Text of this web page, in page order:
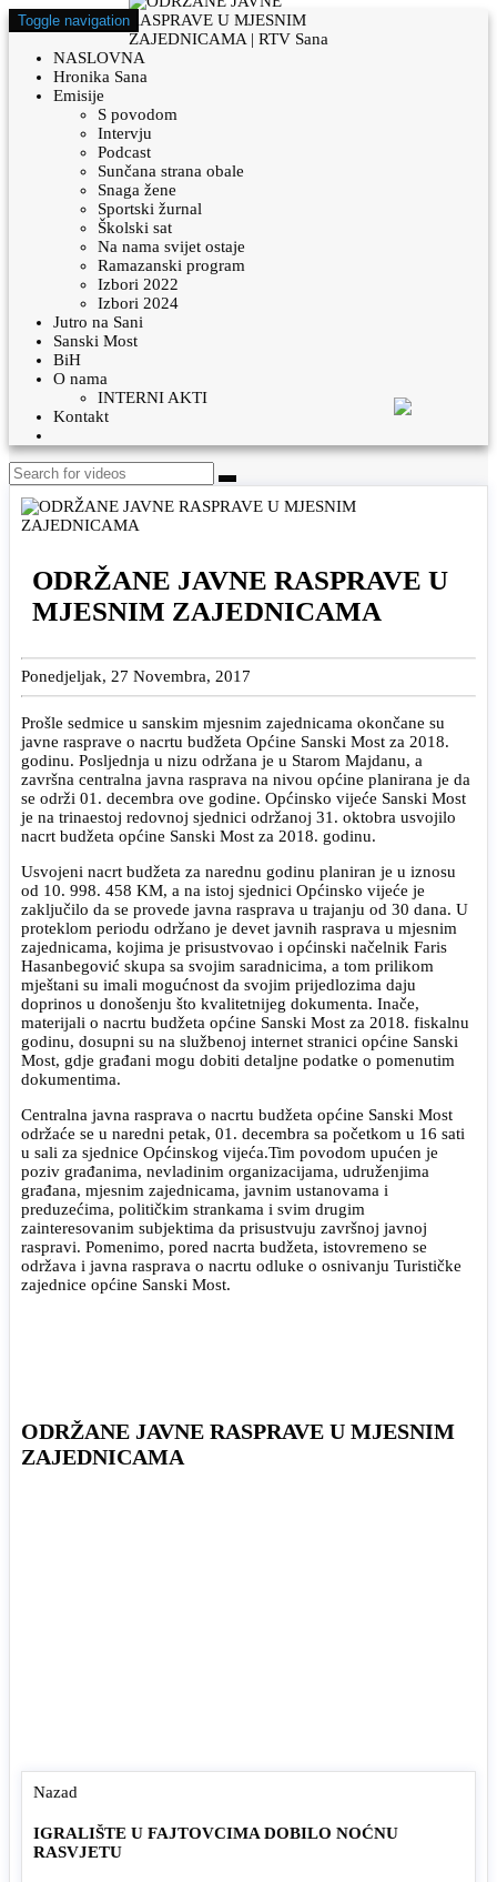
Toggle navigation
NASLOVNA
Hronika Sana
Emisije
S povodom
Intervju
Podcast
Sunčana strana obale
Snaga žene
Sportski žurnal
Školski sat
Na nama svijet ostaje
Ramazanski program
Izbori 2022
Izbori 2024
Jutro na Sani
Sanski Most
BiH
O nama
INTERNI AKTI
Kontakt
ODRŽANE JAVNE RASPRAVE U
MJESNIM ZAJEDNICAMA
Ponedjeljak, 27 Novembra, 2017
Prošle sedmice u sanskim mjesnim zajednicama okončane su
javne rasprave o nacrtu budžeta Općine Sanski Most za 2018.
godinu. Posljednja u nizu održana je u Starom Majdanu, a
završna centralna javna rasprava na nivou općine planirana je da
se održi 01. decembra ove godine. Općinsko vijeće Sanski Most
je na trinaestoj redovnoj sjednici održanoj 31. oktobra usvojilo
nacrt budžeta općine Sanski Most za 2018. godinu.
Usvojeni nacrt budžeta za narednu godinu planiran je u iznosu
od 10. 998. 458 KM, a na istoj sjednici Općinsko vijeće je
zaključilo da se provede javna rasprava u trajanju od 30 dana. U
proteklom periodu održano je devet javnih rasprava u mjesnim
zajednicama, kojima je prisustvovao i općinski načelnik Faris
Hasanbegović skupa sa svojim saradnicima, a tom prilikom
mještani su imali mogućnost da svojim prijedlozima daju
doprinos u donošenju što kvalitetnijeg dokumenta. Inače,
materijali o nacrtu budžeta općine Sanski Most za 2018. fiskalnu
godinu, dosupni su na službenoj internet stranici općine Sanski
Most, gdje građani mogu dobiti detaljne podatke o pomenutim
dokumentima.
Centralna javna rasprava o nacrtu budžeta općine Sanski Most
održaće se u naredni petak, 01. decembra sa početkom u 16 sati
u sali za sjednice Općinskog vijeća.Tim povodom upućen je
poziv građanima, nevladinim organizacijama, udruženjima
građana, mjesnim zajednicama, javnim ustanovama i
preduzećima, političkim strankama i svim drugim
zainteresovanim subjektima da prisustvuju završnoj javnoj
raspravi. Pomenimo, pored nacrta budžeta, istovremeno se
održava i javna rasprava o nacrtu odluke o osnivanju Turističke
zajednice općine Sanski Most.
ODRŽANE JAVNE RASPRAVE U MJESNIM
ZAJEDNICAMA
Nazad
IGRALIŠTE U FAJTOVCIMA DOBILO NOĆNU
RASVJETU